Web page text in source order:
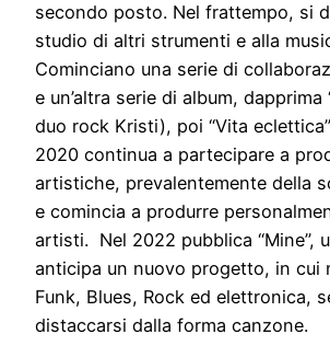
secondo posto. Nel frattempo, si
studio di altri strumenti e alla
Cominciano una serie di
e un’altra serie di album, dapprima
duo rock Kristi), poi “Vita
2020 continua a partecipare a
artistiche, prevalentemente della
e comincia a produrre
artisti. Nel 2022 pubblica “Mine”,
anticipa un nuovo progetto, in cui
Funk, Blues, Rock ed elettronica,
distaccarsi dalla forma canzone.